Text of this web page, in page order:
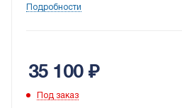
специальным фильтром с
Подробности
35 100₽
Под заказ